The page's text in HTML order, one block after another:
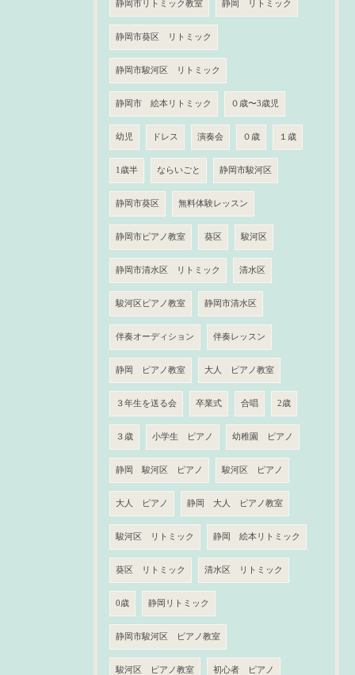
静岡市リトミック教室 静岡 リトミック
静岡市葵区 リトミック
静岡市駿河区 リトミック
静岡市 絵本リトミック ０歳〜3歳児
幼児 ドレス 演奏会 ０歳 １歳
1歳半 ならいごと 静岡市駿河区
静岡市葵区 無料体験レッスン
静岡市ピアノ教室 葵区 駿河区
静岡市清水区 リトミック 清水区
駿河区ピアノ教室 静岡市清水区
伴奏オーディション 伴奏レッスン
静岡 ピアノ教室 大人 ピアノ教室
３年生を送る会 卒業式 合唱 2歳
３歳 小学生 ピアノ 幼稚園 ピアノ
静岡 駿河区 ピアノ 駿河区 ピアノ
大人 ピアノ 静岡 大人 ピアノ教室
駿河区 リトミック 静岡 絵本リトミック
葵区 リトミック 清水区 リトミック
0歳 静岡リトミック
静岡市駿河区 ピアノ教室
駿河区 ピアノ教室 初心者 ピアノ